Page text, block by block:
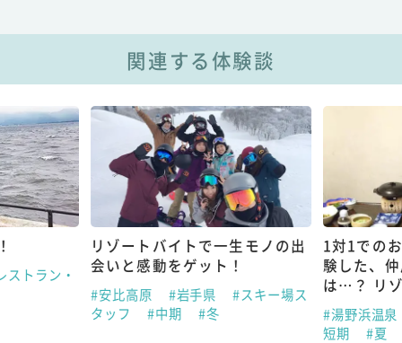
関連する体験談
ストラン・
リゾートバイトで一生モノの出
会いと感動をゲット！
#安比高原 #岩手県
#スキー場ス
タッフ
#中期 #冬
1対1での
験した、
は…？ リ
#湯野浜温泉
短期
#夏